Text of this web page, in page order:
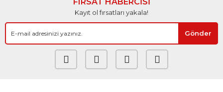
Kayıt ol fırsatları yakala!
Gönder